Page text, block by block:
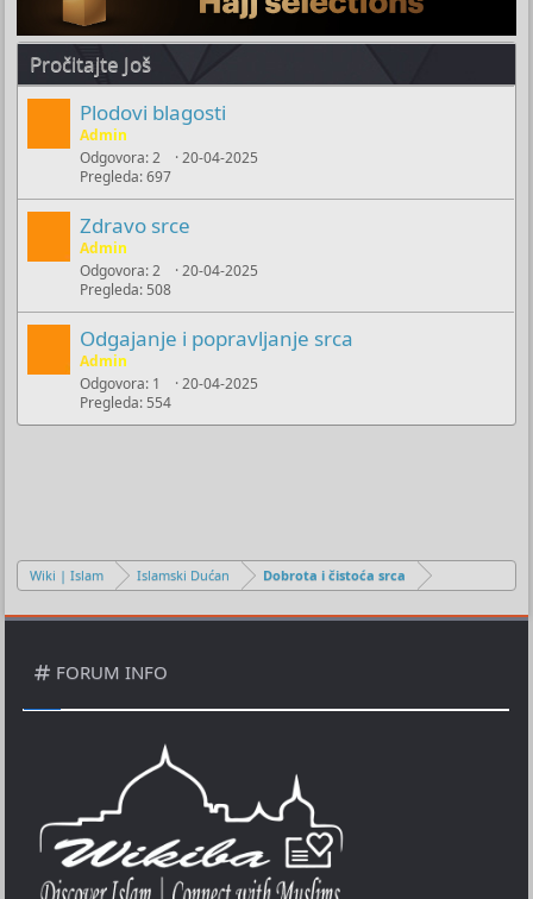
Pročitajte Još
Plodovi blagosti
Admin
Odgovora 2
Pregleda 697
20-04-2025
Zdravo srce
Admin
Odgovora 2
Pregleda 508
20-04-2025
Odgajanje i popravljanje srca
Admin
Odgovora 1
Pregleda 554
20-04-2025
Wiki | Islam Islamski Dućan Dobrota i čistoća srca
FORUM INFO